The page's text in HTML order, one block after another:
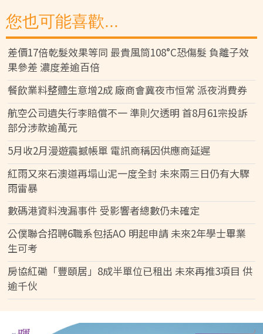
您也可能喜歡...
差價17倍乾髮效果等同 最貴風筒108°C恐傷髮 負離子效
果參差 濃度差逾百倍
餐飲業料整體生意增2成 廠商會冀夜市恒常 派夜消費券
航空公司遺失行李賠償不一 準則欠透明 首8月61宗投訴
部分涉款逾萬元
5月收2月漫遊震撼帳單 電訊商稱因供應商延遲
紅雨又來石澳道再塌山泥一度全封 未來兩三日仍有大驟
雨雷暴
數碼港資料洩漏事件 受影響者總數仍未確定
公僕聯合招聘6職系包括AO 明起申請 未來2年學士畢業
生可考
房協紅磡「豐頤居」8成半單位已租出 未來再推3項目 供
逾千伙